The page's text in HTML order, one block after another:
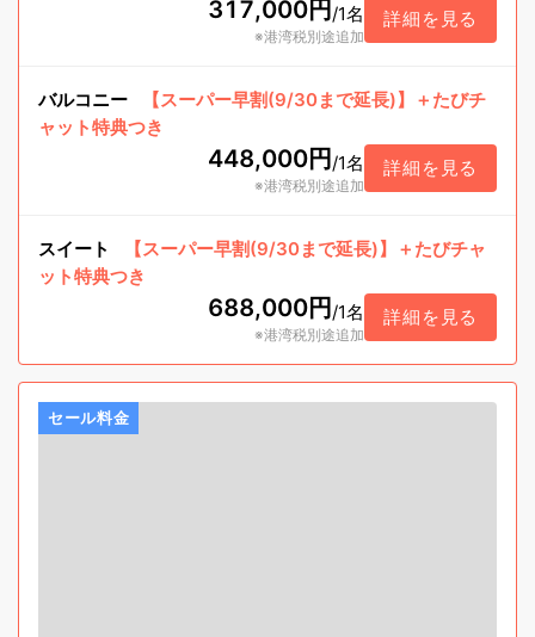
317,000円/1名
※港湾税別途追加
詳細を見る
バルコニー
【スーパー早割(9/30まで延長)】＋たびチ
ャット特典つき
448,000円/1名
※港湾税別途追加
詳細を見る
スイート
【スーパー早割(9/30まで延長)】＋たびチャ
ット特典つき
688,000円/1名
※港湾税別途追加
詳細を見る
セール料金